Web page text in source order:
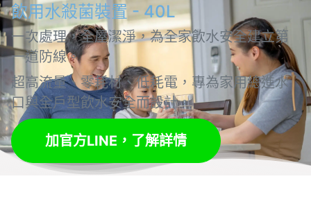
飲用水殺菌裝置 - 40L
一次處理，全屋潔淨，為全家飲水安全建立第
一道防線。
超高流量、零耗材、低耗電，專為家用總進水
口與全戶型飲水安全而設計。
加官方LINE，了解詳情